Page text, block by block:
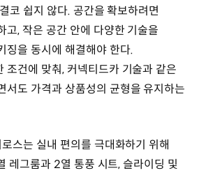
코 쉽지 않다. 공간을 확보하려면
고, 작은 공간 안에 다양한 기술을
징을 동시에 해결해야 한다.
조건에 맞춰, 커넥티드카 기술과 같은
서도 가격과 상품성의 균형을 유지하는
스는 실내 편의를 극대화하기 위해
레그룸과 2열 통풍 시트, 슬라이딩 및